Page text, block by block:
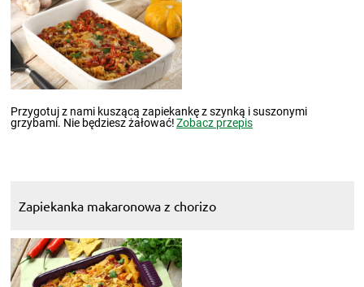
Przygotuj z nami kuszącą zapiekankę z szynką i suszonymi
grzybami. Nie będziesz żałować!Zobacz przepis
Zapiekanka makaronowa z chorizo